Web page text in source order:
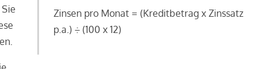
Zinsen pro Monat = (Kreditbetrag x Zinssatz
p.a.) ÷ (100 x 12)